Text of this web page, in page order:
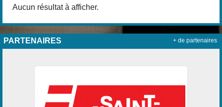
Aucun résultat à afficher.
PARTENAIRES + de partenaires